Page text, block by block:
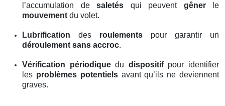
l’accumulation de saletés qui peuvent gênerle
mouvement du volet.
Lubrification des roulements pour garantir un
déroulement sans accroc.
Vérification périodiquedu dispositifpour identifier
les problèmes potentielsavant qu’ils ne deviennent
graves.